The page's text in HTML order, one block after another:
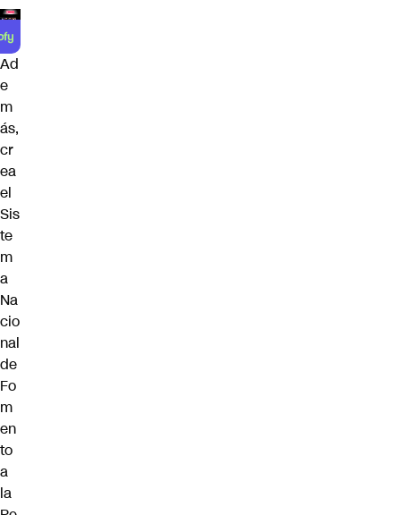
Ad
e
m
ás,
cr
ea
el
Sis
te
m
a
Na
cio
nal
de
Fo
m
en
to
a
la